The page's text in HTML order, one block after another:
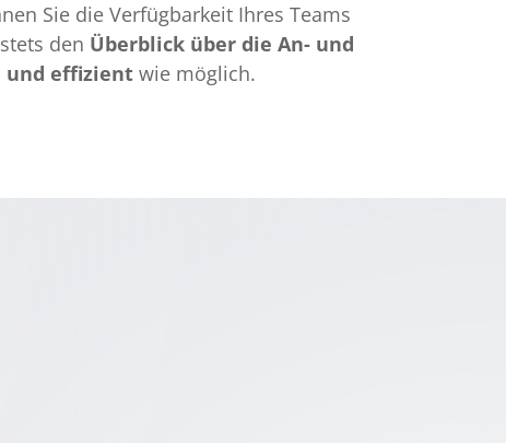
Sie die Verfügbarkeit Ihres Teams
den Überblick über die An- und
und effizient wie möglich.